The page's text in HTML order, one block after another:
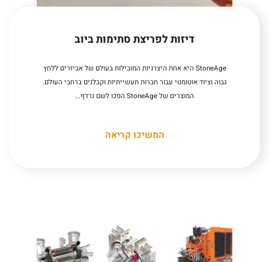
דיזות לפריצת סתימות ביוב
StoneAge היא אחת היצרניות המובילות בעולם של אביזרים ללחץ
גבוה וציוד אוטומטי עבור חברות תעשייתיות וקבלנים ברחבי העולם.
המוצרים של StoneAge הפכו לשם נרדף...
המשיכו קריאה